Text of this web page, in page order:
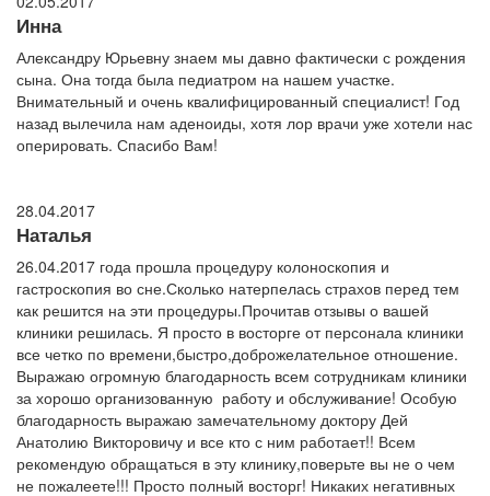
Инна
Александру Юрьевну знаем мы давно фактически с рождения
сына. Она тогда была педиатром на нашем участке.
Внимательный и очень квалифицированный специалист! Год
назад вылечила нам аденоиды, хотя лор врачи уже хотели нас
оперировать. Спасибо Вам!
28.04.2017
Наталья
26.04.2017 года прошла процедуру колоноскопия и
гастроскопия во сне.Сколько натерпелась страхов перед тем
как решится на эти процедуры.Прочитав отзывы о вашей
клиники решилась. Я просто в восторге от персонала клиники
все четко по времени,быстро,доброжелательное отношение.
Выражаю огромную благодарность всем сотрудникам клиники
за хорошо организованную работу и обслуживание! Особую
благодарность выражаю замечательному доктору Дей
Анатолию Викторовичу и все кто с ним работает!! Всем
рекомендую обращаться в эту клинику,поверьте вы не о чем
не пожалеете!!! Просто полный восторг! Никаких негативных